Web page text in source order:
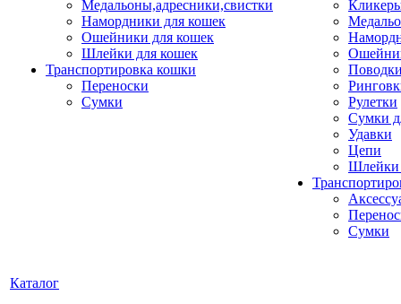
Медальоны,адресники,свистки
Намордники для кошек
Ошейники для кошек
Шлейки для кошек
Транспортировка кошки
Переноски
Сумки
Рулетки
Сумки
Удавки
Цепи
Шлейки
Сумки
Каталог